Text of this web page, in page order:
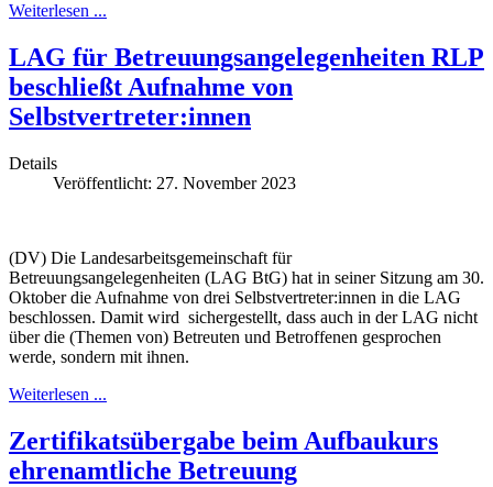
Weiterlesen ...
LAG für Betreuungsangelegenheiten RLP
beschließt Aufnahme von
Selbstvertreter:innen
Details
Veröffentlicht: 27. November 2023
(DV) Die Landesarbeitsgemeinschaft für
Betreuungsangelegenheiten (LAG BtG) hat in seiner Sitzung am 30.
Oktober die Aufnahme von drei Selbstvertreter:innen in die LAG
beschlossen. Damit wird sichergestellt, dass auch in der LAG nicht
über die (Themen von) Betreuten und Betroffenen gesprochen
werde, sondern mit ihnen.
Weiterlesen ...
Zertifikatsübergabe beim Aufbaukurs
ehrenamtliche Betreuung